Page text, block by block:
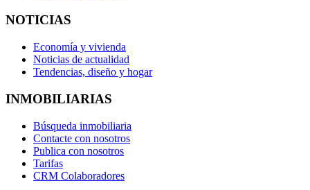
NOTICIAS
Economía y vivienda
Noticias de actualidad
Tendencias, diseño y hogar
INMOBILIARIAS
Búsqueda inmobiliaria
Contacte con nosotros
Publica con nosotros
Tarifas
CRM Colaboradores